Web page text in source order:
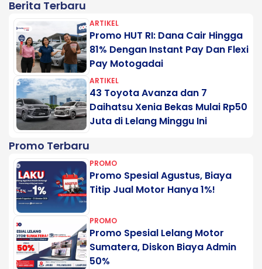
Berita Terbaru
ARTIKEL
Promo HUT RI: Dana Cair Hingga
81% Dengan Instant Pay Dan Flexi
Pay Motogadai
ARTIKEL
43 Toyota Avanza dan 7
Daihatsu Xenia Bekas Mulai Rp50
Juta di Lelang Minggu Ini
Promo Terbaru
PROMO
Promo Spesial Agustus, Biaya
Titip Jual Motor Hanya 1%!
PROMO
Promo Spesial Lelang Motor
Sumatera, Diskon Biaya Admin
50%